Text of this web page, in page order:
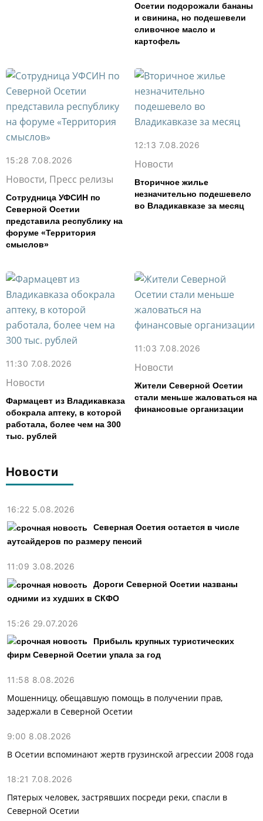
Новости
16:22 5.08.2026
Северная Осетия остается в числе
аутсайдеров по размеру пенсий
11:09 3.08.2026
Дороги Северной Осетии названы
одними из худших в СКФО
15:26 29.07.2026
Прибыль крупных туристических
фирм Северной Осетии упала за год
11:58 8.08.2026
Мошенницу, обещавшую помощь в получении прав,
задержали в Северной Осетии
9:00 8.08.2026
В Осетии вспоминают жертв грузинской агрессии 2008 года
18:21 7.08.2026
Пятерых человек, застрявших посреди реки, спасли в
Северной Осетии
Осетии подорожали бананы
и свинина, но подешевели
сливочное масло и
картофель
15:28 7.08.2026
Новости, Пресс релизы
Сотрудница УФСИН по
Северной Осетии
представила республику на
форуме «Территория
смыслов»
12:13 7.08.2026
Новости
Вторичное жилье
незначительно подешевело
во Владикавказе за месяц
11:30 7.08.2026
Новости
Фармацевт из Владикавказа
обокрала аптеку, в которой
работала, более чем на 300
тыс. рублей
11:03 7.08.2026
Новости
Жители Северной Осетии
стали меньше жаловаться на
финансовые организации